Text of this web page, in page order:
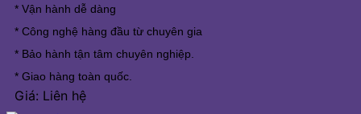
* Vận hành dễ dàng
* Công nghệ hàng đầu từ chuyên gia
* Bảo hành tận tâm chuyên nghiệp.
* Giao hàng toàn quốc.
Giá: Liên hệ